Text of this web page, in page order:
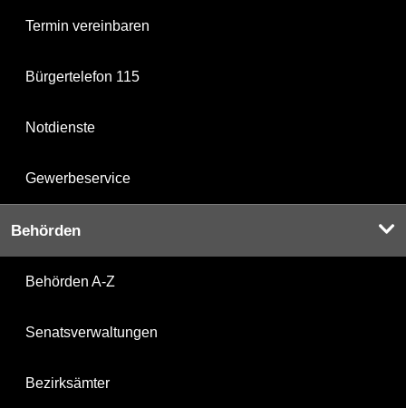
Termin vereinbaren
Bürgertelefon 115
Notdienste
Gewerbeservice
Behörden
Behörden A-Z
Senatsverwaltungen
Bezirksämter